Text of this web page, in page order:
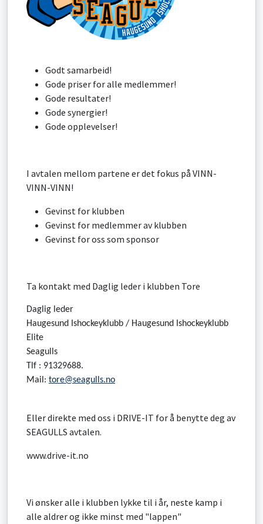
Godt samarbeid!
Gode priser for alle medlemmer!
Gode resultater!
Gode synergier!
Gode opplevelser!
I avtalen mellom partene er det fokus på VINN-
VINN-VINN!
Gevinst for klubben
Gevinst for medlemmer av klubben
Gevinst for oss som sponsor
Ta kontakt med Daglig leder i klubben Tore
Daglig leder
Haugesund Ishockeyklubb / Haugesund Ishockeyklubb
Elite
Seagulls
Tlf : 91329688.
Mail: tore@seagulls.no
Eller direkte med oss i DRIVE-IT for å benytte deg av
SEAGULLS avtalen.
www.drive-it.no
Vi ønsker alle i klubben lykke til i år, neste kamp i
alle aldrer og ikke minst med "lappen"